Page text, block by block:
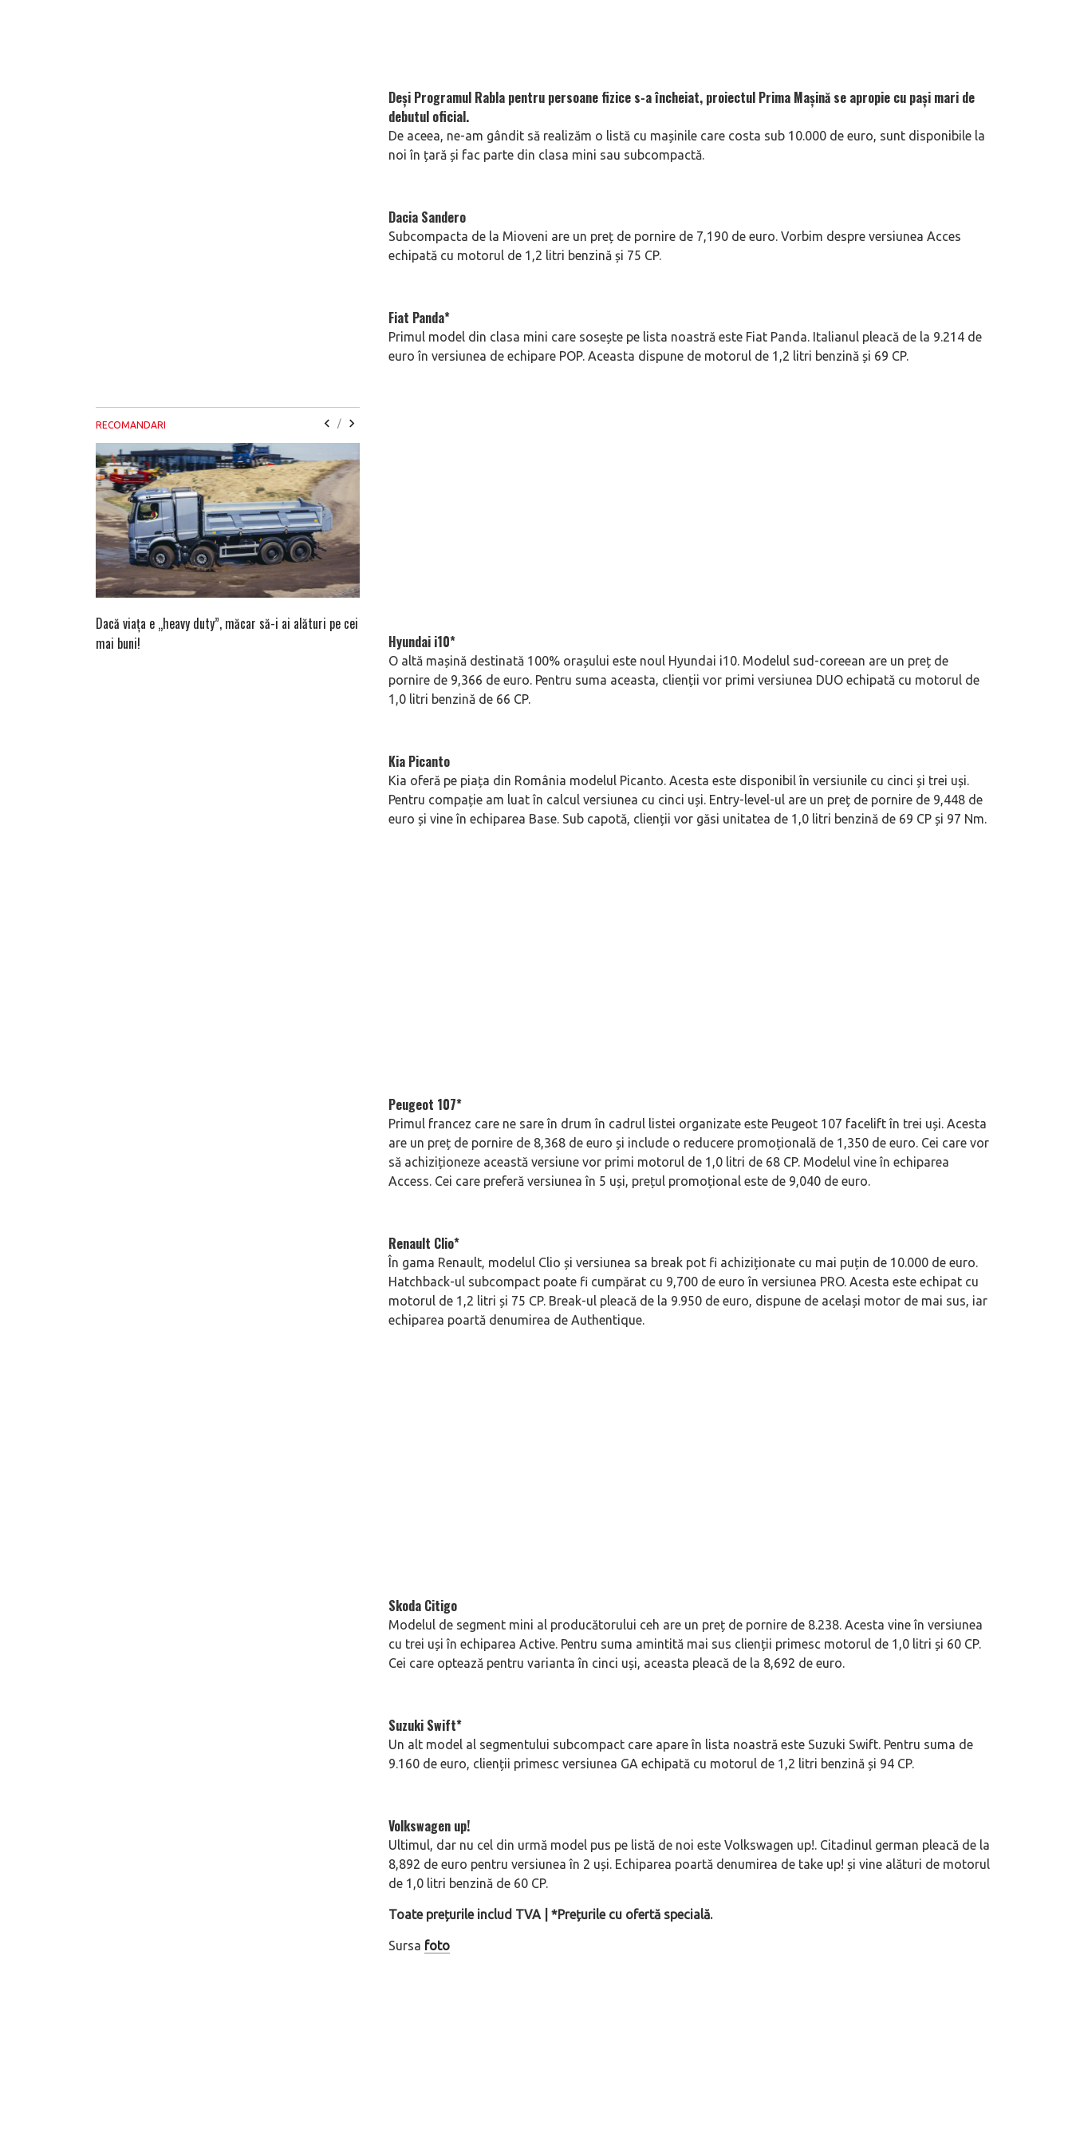
Deși Programul Rabla pentru persoane fizice s-a încheiat, proiectul Prima Mașină se apropie cu pași mari de
debutul oficial.
De aceea, ne-am gândit să realizăm o listă cu mașinile care costa sub 10.000 de euro, sunt disponibile la
noi în țară și fac parte din clasa mini sau subcompactă.
Dacia Sandero
Subcompacta de la Mioveni are un preț de pornire de 7,190 de euro. Vorbim despre versiunea Acces
echipată cu motorul de 1,2 litri benzină și 75 CP.
Fiat Panda*
Primul model din clasa mini care sosește pe lista noastră este Fiat Panda. Italianul pleacă de la 9.214 de
euro în versiunea de echipare POP. Aceasta dispune de motorul de 1,2 litri benzină și 69 CP.
Hyundai i10*
O altă mașină destinată 100% orașului este noul Hyundai i10. Modelul sud-coreean are un preț de
pornire de 9,366 de euro. Pentru suma aceasta, clienții vor primi versiunea DUO echipată cu motorul de
1,0 litri benzină de 66 CP.
Kia Picanto
Kia oferă pe piața din România modelul Picanto. Acesta este disponibil în versiunile cu cinci și trei uși.
Pentru compație am luat în calcul versiunea cu cinci uși. Entry-level-ul are un preț de pornire de 9,448 de
euro și vine în echiparea Base. Sub capotă, clienții vor găsi unitatea de 1,0 litri benzină de 69 CP și 97 Nm.
Peugeot 107*
Primul francez care ne sare în drum în cadrul listei organizate este Peugeot 107 facelift în trei uși. Acesta
are un preț de pornire de 8,368 de euro și include o reducere promoțională de 1,350 de euro. Cei care vor
să achiziționeze această versiune vor primi motorul de 1,0 litri de 68 CP. Modelul vine în echiparea
Access. Cei care preferă versiunea în 5 uși, prețul promoțional este de 9,040 de euro.
Renault Clio*
În gama Renault, modelul Clio și versiunea sa break pot fi achiziționate cu mai puțin de 10.000 de euro.
Hatchback-ul subcompact poate fi cumpărat cu 9,700 de euro în versiunea PRO. Acesta este echipat cu
motorul de 1,2 litri și 75 CP. Break-ul pleacă de la 9.950 de euro, dispune de același motor de mai sus, iar
echiparea poartă denumirea de Authentique.
Skoda Citigo
Modelul de segment mini al producătorului ceh are un preț de pornire de 8.238. Acesta vine în versiunea
cu trei uși în echiparea Active. Pentru suma amintită mai sus clienții primesc motorul de 1,0 litri și 60 CP.
Cei care optează pentru varianta în cinci uși, aceasta pleacă de la 8,692 de euro.
Suzuki Swift*
Un alt model al segmentului subcompact care apare în lista noastră este Suzuki Swift. Pentru suma de
9.160 de euro, clienții primesc versiunea GA echipată cu motorul de 1,2 litri benzină și 94 CP.
Volkswagen up!
Ultimul, dar nu cel din urmă model pus pe listă de noi este Volkswagen up!. Citadinul german pleacă de la
8,892 de euro pentru versiunea în 2 uși. Echiparea poartă denumirea de take up! și vine alături de motorul
de 1,0 litri benzină de 60 CP.
Toate prețurile includ TVA | *Prețurile cu ofertă specială.
Sursa foto
RECOMANDARI /
Dacă viața e „heavy duty”, măcar să-i ai alături pe cei
mai buni!
automobile rulate în leasing la AutoDelRulate
Suceava!